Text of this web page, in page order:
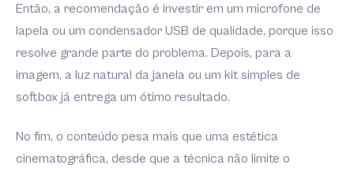
Então, a recomendação é investir em um microfone de
lapela ou um condensador USB de qualidade, porque isso
resolve grande parte do problema. Depois, para a
imagem, a luz natural da janela ou um kit simples de
softbox já entrega um ótimo resultado.
No fim, o conteúdo pesa mais que uma estética
cinematográfica, desde que a técnica não limite o